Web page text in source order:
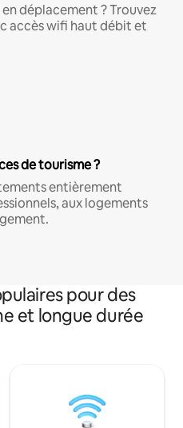
déplacement ? Trouvez
accès wifi haut débit et
de tourisme ?
entièrement
aux logements
pour des
et longue durée